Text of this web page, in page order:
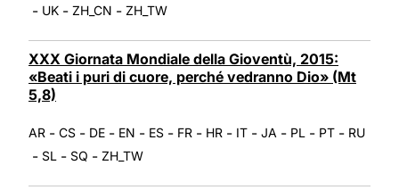
- UK - ZH_CN - ZH_TW
XXX Giornata Mondiale della Gioventù, 2015:
«Beati i puri di cuore, perché vedranno Dio» (Mt
5,8)
AR - CS - DE - EN - ES - FR - HR - IT - JA - PL - PT - RU
- SL - SQ - ZH_TW